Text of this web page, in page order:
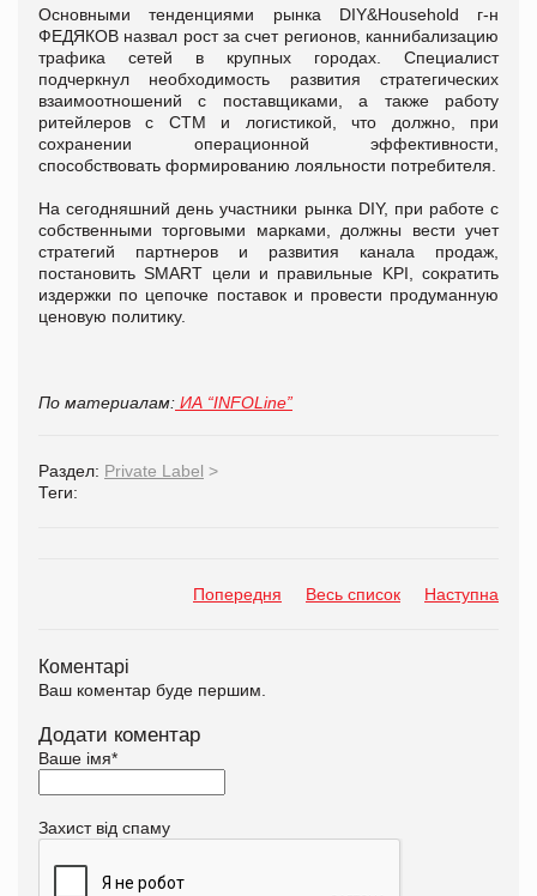
Основными тенденциями рынка DIY&Household г-н
ФЕДЯКОВ назвал рост за счет регионов, каннибализацию
трафика сетей в крупных городах. Специалист
подчеркнул необходимость развития стратегических
взаимоотношений с поставщиками, а также работу
ритейлеров с СТМ и логистикой, что должно, при
сохранении операционной эффективности,
способствовать формированию лояльности потребителя.
На сегодняшний день участники рынка DIY, при работе с
собственными торговыми марками, должны вести учет
стратегий партнеров и развития канала продаж,
постановить SMART цели и правильные KPI, сократить
издержки по цепочке поставок и провести продуманную
ценовую политику.
По материалам: ИА “INFOLine”
Раздел: Private Label >
Теги:
Попередня Весь список Наступна
Коментарі
Ваш коментар буде першим.
Додати коментар
Ваше імя*
Захист від спаму